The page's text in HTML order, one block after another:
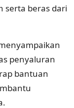
serta beras dari
penyaluran
bantuan